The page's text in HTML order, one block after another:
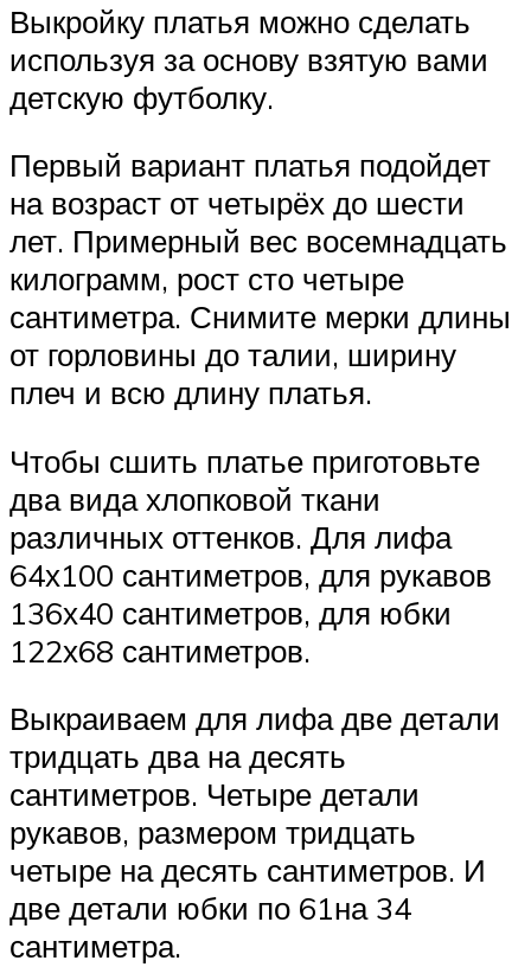
Выкройку платья можно сделать
используя за основу взятую вами
детскую футболку.
Первый вариант платья подойдет
на возраст от четырёх до шести
лет. Примерный вес восемнадцать
килограмм, рост сто четыре
сантиметра. Снимите мерки длины
от горловины до талии, ширину
плеч и всю длину платья.
Чтобы сшить платье приготовьте
два вида хлопковой ткани
различных оттенков. Для лифа
64х100 сантиметров, для рукавов
136х40 сантиметров, для юбки
122х68 сантиметров.
Выкраиваем для лифа две детали
тридцать два на десять
сантиметров. Четыре детали
рукавов, размером тридцать
четыре на десять сантиметров. И
две детали юбки по 61на 34
сантиметра.